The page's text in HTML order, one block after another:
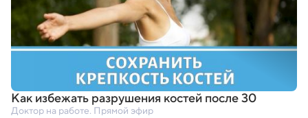
Как избежать разрушения костей после 30
Доктор на работе. Прямой эфир